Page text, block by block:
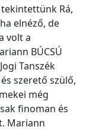
Rá,
elnéző, de
volt a
BÚCSÚ
Tanszék
szerető szülő,
még
finoman és
Mariann